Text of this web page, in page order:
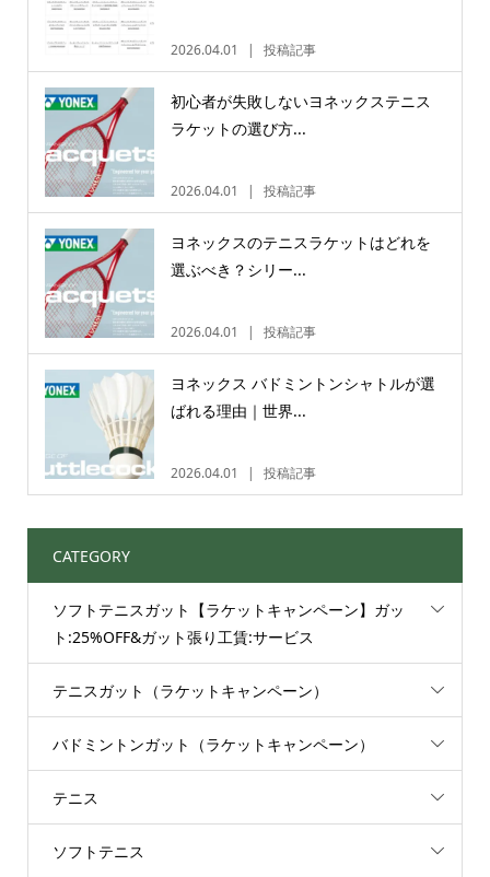
2026.04.01 投稿記事
初心者が失敗しないヨネックステニス
ラケットの選び方...
2026.04.01 投稿記事
ヨネックスのテニスラケットはどれを
選ぶべき？シリー...
2026.04.01 投稿記事
ヨネックス バドミントンシャトルが選
ばれる理由｜世界...
2026.04.01 投稿記事
CATEGORY
ソフトテニスガット【ラケットキャンペーン】ガッ
ト:25%OFF&ガット張り工賃:サービス
テニスガット（ラケットキャンペーン）
バドミントンガット（ラケットキャンペーン）
テニス
ソフトテニス